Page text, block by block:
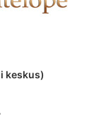
keskus)